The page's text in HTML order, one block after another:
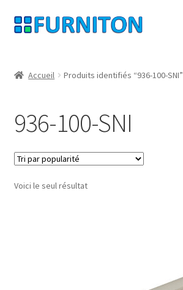
Aller
à
navigation
Aller
au
Protection des données
Droit de rétractation
Contact
Accueil Produits identifiés “936-100-SNI”
936-100-SNI
Voici le seul résultat